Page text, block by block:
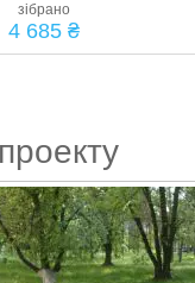
зібрано
4 685 ₴